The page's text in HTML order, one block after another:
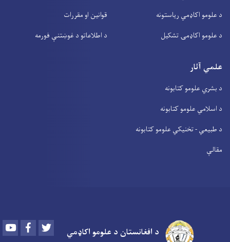
د علومو اکاډمي ریاستونه
د علومو اکاډمۍ تشکیل
قوانین او مقررات
د اطلاعاتو د غوښتنې فورمه
علمي آثار
د بشري علومو کتابونه
د اسلامي علومو کتابونه
د طبیعي - تخنیکي علومو کتابونه
مقالې
د افغانستان د علومو اکاډمي Youtube Facebook